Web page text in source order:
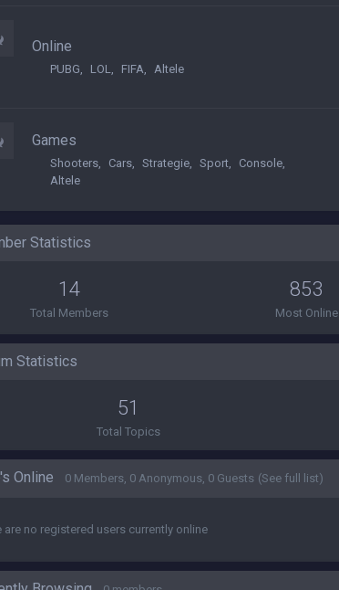
Online
PUBG LOL FIFA Altele
Games
Shooters Cars Strategie Sport
Console
Altele
Statistics
14
Total Members
853
Most Online
Statistics
51
Total Topics
Online 0 Members, 0 Anonymous, 0 Guests (See full list)
are no registered users currently online